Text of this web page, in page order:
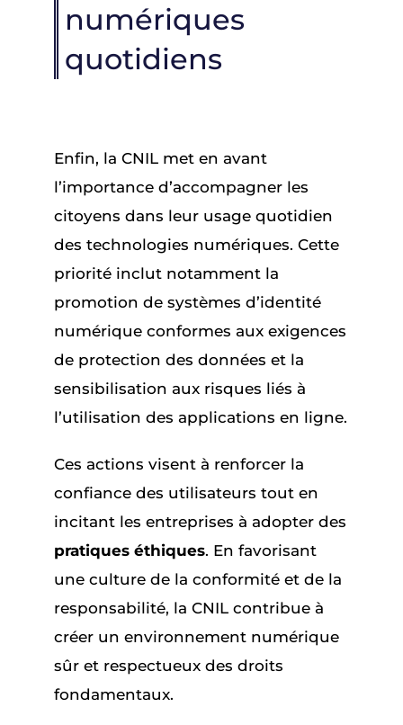
numériques
quotidiens
Enfin, la CNIL met en avant
l’importance d’accompagner les
citoyens dans leur usage quotidien
des technologies numériques. Cette
priorité inclut notamment la
promotion de systèmes d’identité
numérique conformes aux exigences
de protection des données et la
sensibilisation aux risques liés à
l’utilisation des applications en ligne.
Ces actions visent à renforcer la
confiance des utilisateurs tout en
incitant les entreprises à adopter des
pratiques éthiques. En favorisant
une culture de la conformité et de la
responsabilité, la CNIL contribue à
créer un environnement numérique
sûr et respectueux des droits
fondamentaux.